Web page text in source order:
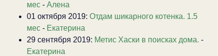
мес - Алена
01 октября 2019: Отдам шикарного котенка. 1.5
мес - Екатерина
29 сентября 2019: Метис Хаски в поисках дома. -
Екатерина